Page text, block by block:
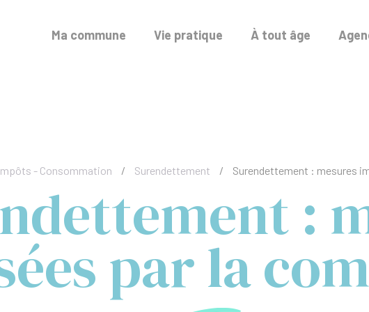
Ma commune Vie pratique À tout âge
- Consommation / Surendettement / Surendettement : mesures
:
par la